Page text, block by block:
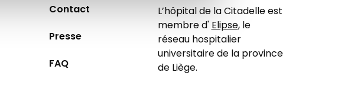
Contact
Presse
FAQ
L’hôpital de la Citadelle est
membre d'Elipse, le
réseau hospitalier
universitaire de la province
de Liège.